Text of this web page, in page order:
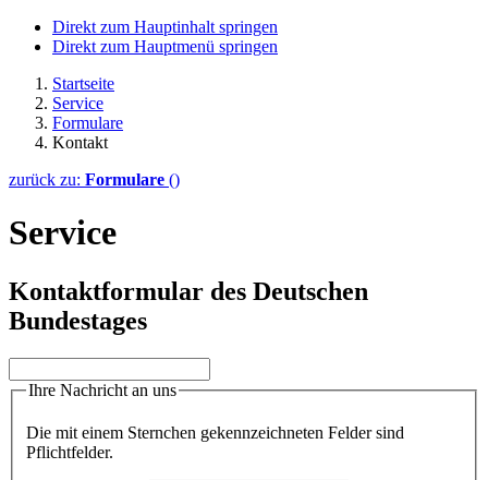
Direkt zum Hauptinhalt springen
Direkt zum Hauptmenü springen
Startseite
Service
Formulare
Kontakt
zurück zu: Formulare ()
Service
Kontaktformular des Deutschen
Bundestages
Ihre Nachricht an uns
Die mit einem Sternchen gekennzeichneten Felder sind
Pflichtfelder.